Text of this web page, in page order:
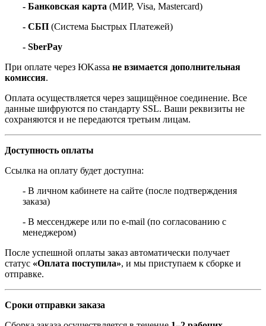
- Банковская карта (МИР, Visa, Mastercard)
- СБП (Система Быстрых Платежей)
- SberPay
При оплате через ЮKassa не взимается дополнительная
комиссия.
Оплата осуществляется через защищённое соединение. Все
данные шифруются по стандарту SSL. Ваши реквизиты не
сохраняются и не передаются третьим лицам.
Доступность оплаты
Ссылка на оплату будет доступна:
- В личном кабинете на сайте (после подтверждения
заказа)
- В мессенджере или по e-mail (по согласованию с
менеджером)
После успешной оплаты заказ автоматически получает
статус «Оплата поступила», и мы приступаем к сборке и
отправке.
Сроки отправки заказа